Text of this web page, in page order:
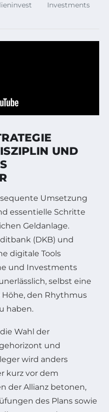
Investments
UND
Umsetzung
essentielle Schritte
Geldanlage.
(DKB) und
digitale Tools
und Investments
selbst eine
den Rhythmus
haben.
Wahl der
und
wird anders
kurz vor dem
der Allianz betonen,
des Plans sowie